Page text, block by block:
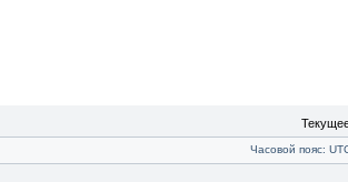
Часовой пояс: